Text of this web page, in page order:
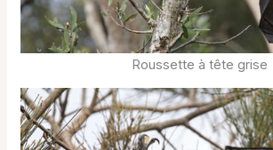
Roussette à tête grise